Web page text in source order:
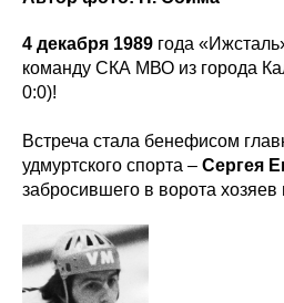
4 декабря 1989 года
команду СКА МВО из города
0:0)!
Встреча стала бенефисом
удмуртского спорта – Сергея
забросившего в ворота